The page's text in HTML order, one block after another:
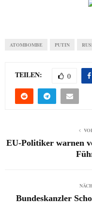
ATOMBOMBE PUTIN
TEILEN: 0
EU-Politiker warnen
Bundeskanzler